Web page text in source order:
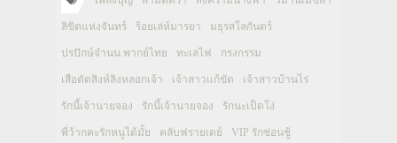
ลิขิตแห่งจันทร์ ร้อยเล่ห์มารยา มธุรสโลกันตร์
ปรปักษ์จำนน พากย์ไทย ทะเลไฟ กรงกรรม
เสือตัดสิงห์ลิงหลอกเจ้า เจ้าสาวแก้ขัด เจ้าสาวบ้านไร่
รักนี้เจ้านายจอง รักนี้เจ้านายจอง รักนะเป็ดโง่
พี่ว้ากคะรักหนูได้มั้ย คลับฟรายเดย์ VIP รักซ่อนชู้